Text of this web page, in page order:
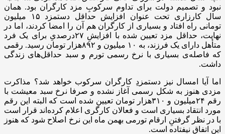
نبود و تصمیم دولت برای تداوم سرکوبِ مزد کارگران بود. همان
سال کارزاری تحت عنوان افزایش حداقل دستمزد ۱۵ میلیون
تومانی راه افتاد و بسیاری از کارگران هم آن را امضا کردند، اما در
نهایت، حداقل مزد تعیین شده با افزایشِ ۲۷درصدیِ برای یک فرد
متأهل دارای یک فرزند، به ۱۰ میلیون و ۸۹۲هزار تومان رسید. رقمی
که فاصله‌ی بسیاری با نرخ رسمی تورم و سبد حداقل‌های زندگی
داشت.
اما آیا امسال نیز دستمزدِ کارگران سرکوب خواهد شد؟ مذاکرت
مزدی هنوز به شکل رسمی آغاز نشده و صرفا نرخ سبد معیشت با
رقم ۲۴میلیون و ۳۱۰هزار تومان تعیین شده است که البته این رقم
مورد انتقاد بسیاری است و فعالان کارگری اعلام کرده‌اند قرار است
با در نظر گرفتنِ ارقام تورمی بهمن ماه این نرخ اصلاح شود که هنوز
این اتفاق نیفتاده است.